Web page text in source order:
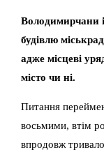
Володимирчани
будівлю
адже місцеві
місто чи ні.
Питання
восьмими, втім
впродовж